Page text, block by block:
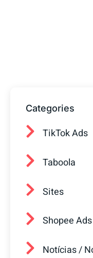
Categories
TikTok Ads
Taboola
Sites
Shopee Ads
Notícias /